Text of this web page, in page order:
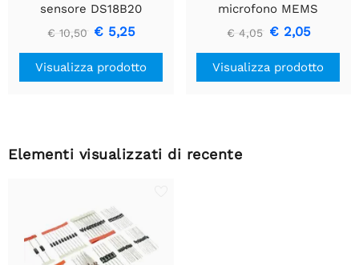
sensore DS18B20
impermeabile
€ 10,50 € 5,25
Visualizza prodotto
microfono MEMS
€ 4,05 € 2,05
Visualizza prodotto
Elementi visualizzati di recente